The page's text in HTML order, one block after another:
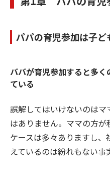
パパの育児参加は子
パパが育児参加すると多
ている
誤解してはいけないのは
はありません。ママの方
ケースは多々ありますし
えているのは紛れもない事